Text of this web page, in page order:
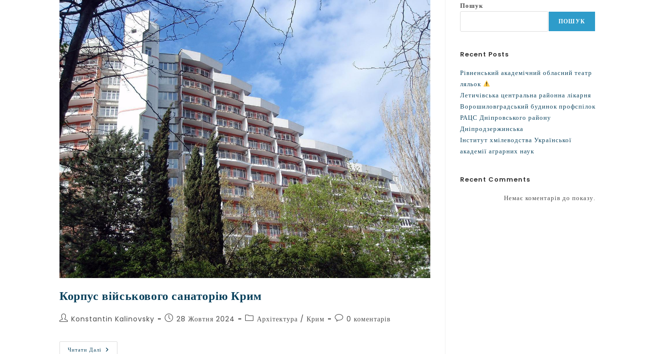
Корпус військового санаторію Крим
Konstantin Kalinovsky 28 Жовтня 2024 Архітектура / Крим 0 коментарів
Читати Далі
Пошук
ПОШУК
Recent Posts
Рівненський академічний обласний театр
ляльок
Летичівська центральна районна лікарня
Ворошиловградський будинок профспілок
РАЦС Дніпровського району
Дніпродзержинська
Інститут хмілеводства Української
академії аграрних наук
Recent Comments
Немає коментарів до показу.